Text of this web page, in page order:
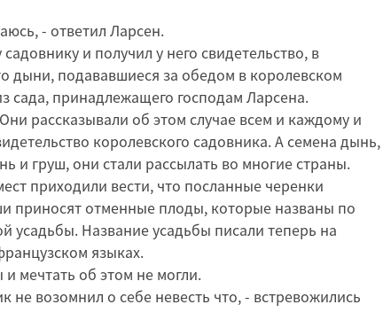
- ответил Ларсен.
и получил у него свидетельство, в
дыни, подававшиеся за обедом в королевском
сада, принадлежащего господам Ларсена.
рассказывали об этом случае всем и каждому и
королевского садовника. А семена дынь,
и груш, они стали рассылать во многие страны.
приходили вести, что посланные черенки
приносят отменные плоды, которые названы по
усадьбы. Название усадьбы писали теперь на
языках.
мечтать об этом не могли.
не возомнил о себе невесть что, - встревожились